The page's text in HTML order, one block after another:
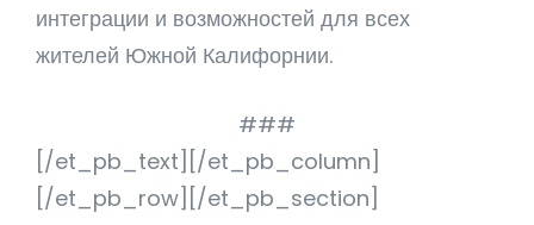
интеграции и возможностей для всех
жителей Южной Калифорнии.
###
[/et_pb_text][/et_pb_column]
[/et_pb_row][/et_pb_section]